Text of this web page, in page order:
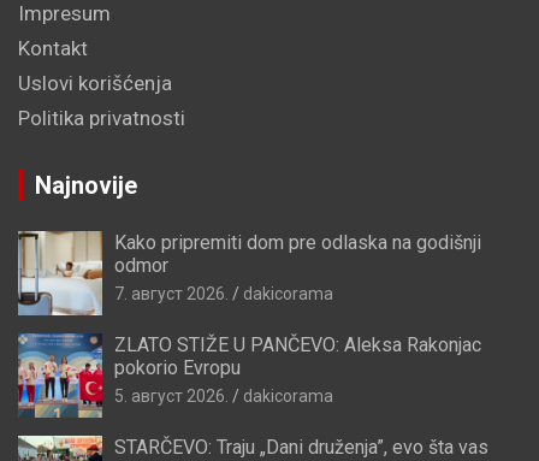
Impresum
Kontakt
Uslovi korišćenja
Politika privatnosti
Najnovije
Kako pripremiti dom pre odlaska na godišnji
odmor
7. август 2026. dakicorama
ZLATO STIŽE U PANČEVO: Aleksa Rakonjac
pokorio Evropu
5. август 2026. dakicorama
STARČEVO: Traju „Dani druženja”, evo šta vas